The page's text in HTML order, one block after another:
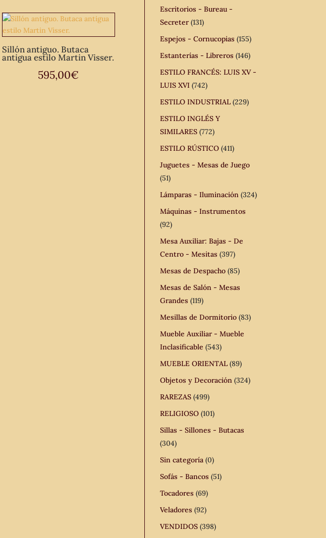
Sillón antiguo. Butaca
antigua estilo Martin Visser.
595,00€
Escritorios - Bureau -
Secreter (131)
Espejos - Cornucopias (155)
Estanterías - Libreros (146)
ESTILO FRANCÉS: LUIS XV -
LUIS XVI (742)
ESTILO INDUSTRIAL (229)
ESTILO INGLÉS Y
SIMILARES (772)
ESTILO RÚSTICO (411)
Juguetes - Mesas de Juego
(51)
Lámparas - Iluminación (324)
Máquinas - Instrumentos
(92)
Mesa Auxiliar: Bajas - De
Centro - Mesitas (397)
Mesas de Despacho (85)
Mesas de Salón - Mesas
Grandes (119)
Mesillas de Dormitorio (83)
Mueble Auxiliar - Mueble
Inclasificable (543)
MUEBLE ORIENTAL (89)
Objetos y Decoración (324)
RAREZAS (499)
RELIGIOSO (101)
Sillas - Sillones - Butacas
(304)
Sin categoría (0)
Sofás - Bancos (51)
Tocadores (69)
Veladores (92)
VENDIDOS (398)